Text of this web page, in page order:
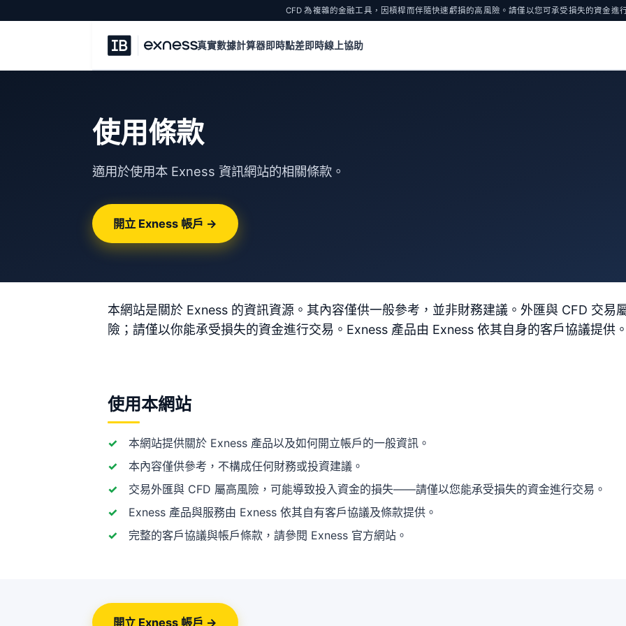
CFD 為複雜的金融工具，因槓桿而伴隨快速虧損的高風險。請僅以您可承受損失的資金進
真實數據計算器即時點差即時線上協助
使用條款
適用於使用本 Exness 資訊網站的相關條款。
開立 Exness 帳戶 →
本網站是關於 Exness 的資訊資源。其內容僅供一般參考，並非財務建議。外匯與 CFD 交易
險；請僅以你能承受損失的資金進行交易。Exness 產品由 Exness 依其自身的客戶協議提供
使用本網站
本網站提供關於 Exness 產品以及如何開立帳戶的一般資訊。
本內容僅供參考，不構成任何財務或投資建議。
交易外匯與 CFD 屬高風險，可能導致投入資金的損失——請僅以您能承受損失的資金進行交易。
Exness 產品與服務由 Exness 依其自有客戶協議及條款提供。
完整的客戶協議與帳戶條款，請參閱 Exness 官方網站。
開立 Exness 帳戶 →